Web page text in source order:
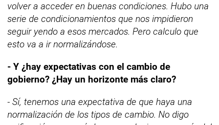
volver a acceder en buenas condiciones. Hubo una
serie de condicionamientos que nos impidieron
seguir yendo a esos mercados. Pero calculo que
esto va a ir normalizándose.
- Y ¿hay expectativas con el cambio de
gobierno? ¿Hay un horizonte más claro?
- Sí, tenemos una expectativa de que haya una
normalización de los tipos de cambio. No digo